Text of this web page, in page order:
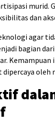
murid.
dan
agar
bagian
oleh